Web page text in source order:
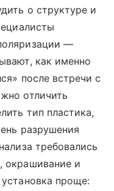
о структуре и
—
как именно
после встречи с
отличить
тип пластика,
разрушения
требовались
окрашивание и
проще: